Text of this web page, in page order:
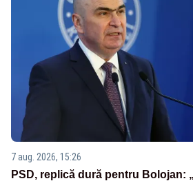
7 aug. 2026, 15:26
PSD, replică dură pentru Bolojan: